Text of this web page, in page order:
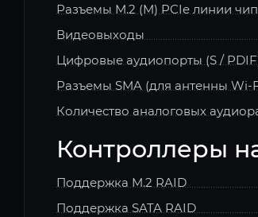
Разъемы M.2 (M) PCIe линии
Видеовыходы
Цифровые аудиопорты (S /
Разъемы SMA (для антенны Wi-
Количество аналоговых
Контроллеры
Поддержка M.2 RAID
Поддержка SATA RAID